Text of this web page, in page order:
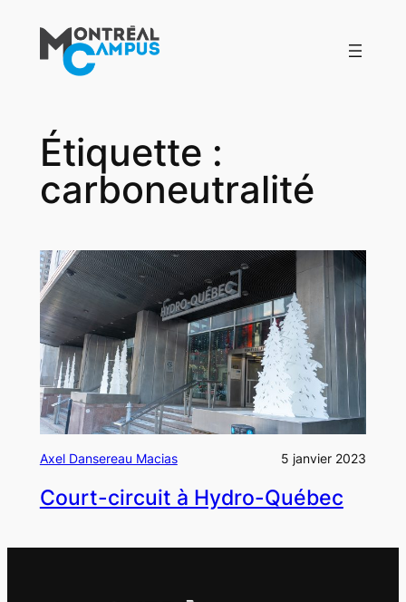
contenu
Étiquette :
carboneutralité
Axel Dansereau Macias 5 janvier 2023
Court-circuit à Hydro-Québec